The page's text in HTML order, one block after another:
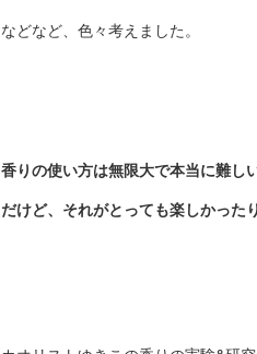
などなど、色々考えました。
香りの使い方は無限大で本当に難しい
だけど、それがとっても楽しかった